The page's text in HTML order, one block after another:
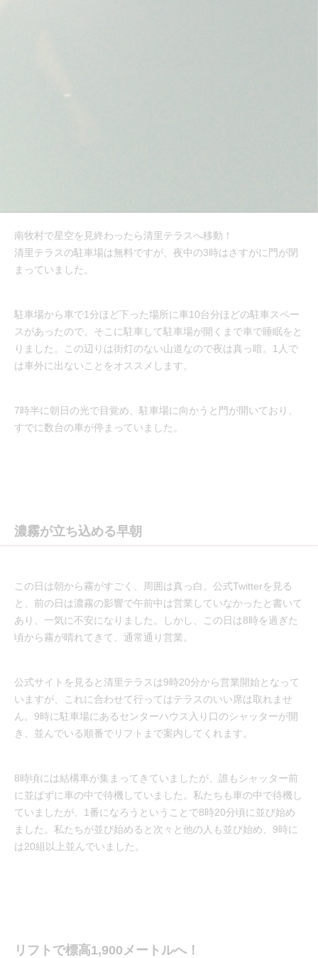
南牧村で星空を見終わったら清里テラスへ移動！
清里テラスの駐車場は無料ですが、夜中の3時はさすがに門が閉
まっていました。
駐車場から車で1分ほど下った場所に車10台分ほどの駐車スペー
スがあったので、そこに駐車して駐車場が開くまで車で睡眠をと
りました。この辺りは街灯のない山道なので夜は真っ暗。1人で
は車外に出ないことをオススメします。
7時半に朝日の光で目覚め、駐車場に向かうと門が開いており、
すでに数台の車が停まっていました。
濃霧が立ち込める早朝
この日は朝から霧がすごく、周囲は真っ白。公式Twitterを見る
と、前の日は濃霧の影響で午前中は営業していなかったと書いて
あり、一気に不安になりました。しかし、この日は8時を過ぎた
頃から霧が晴れてきて、通常通り営業。
公式サイトを見ると清里テラスは9時20分から営業開始となって
いますが、これに合わせて行ってはテラスのいい席は取れませ
ん。9時に駐車場にあるセンターハウス入り口のシャッターが開
き、並んでいる順番でリフトまで案内してくれます。
8時頃には結構車が集まってきていましたが、誰もシャッター前
に並ばずに車の中で待機していました。私たちも車の中で待機し
ていましたが、1番になろうということで8時20分頃に並び始め
ました。私たちが並び始めると次々と他の人も並び始め、9時に
は20組以上並んでいました。
リフトで標高1,900メートルへ！